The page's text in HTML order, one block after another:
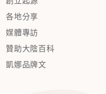
各地分享
媒體專訪
贊助大陰百科
凱娜品牌文